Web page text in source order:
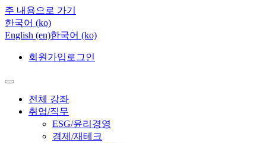
주 내용으로 가기
한국어 ‎(ko)‎
English ‎(en)‎한국어 ‎(ko)‎
회원가입 로그인
전체 강좌
취업/직무
ESG/윤리경영
경제/재테크